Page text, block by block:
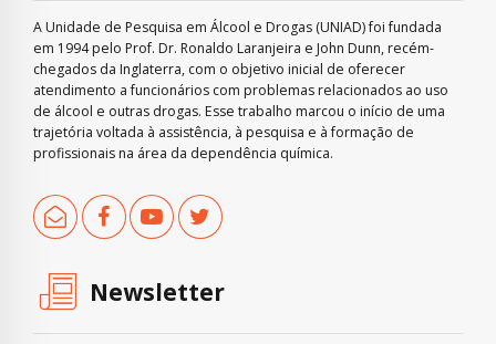
A Unidade de Pesquisa em Álcool e Drogas (UNIAD) foi fundada
em 1994 pelo Prof. Dr. Ronaldo Laranjeira e John Dunn, recém-
chegados da Inglaterra, com o objetivo inicial de oferecer
atendimento a funcionários com problemas relacionados ao uso
de álcool e outras drogas. Esse trabalho marcou o início de uma
trajetória voltada à assistência, à pesquisa e à formação de
profissionais na área da dependência química.
Newsletter